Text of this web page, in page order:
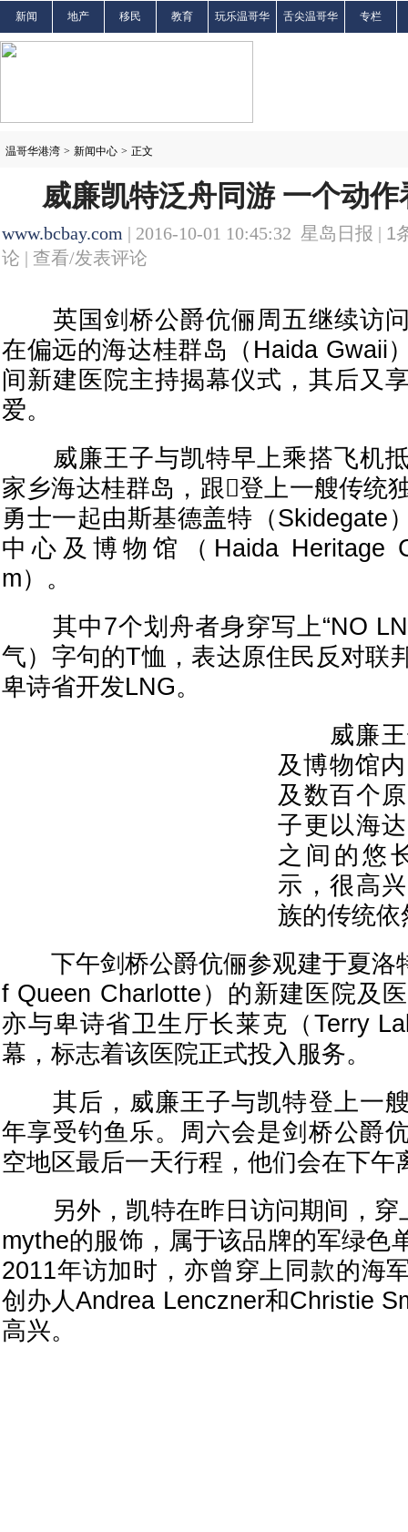
新闻 地产 移民 教育 玩乐温哥华 舌尖温哥华 专栏
温哥华港湾 > 新闻中心 > 正文
威廉凯特泛舟同游 一个动
www.bcbay.com | 2016-10-01 10:45:32 星岛日报 | 1
论 | 查看/发表评论
英国剑桥公爵伉俪周五继续访问
在偏远的海达桂群岛（Haida Gwaii
间新建医院主持揭幕仪式，其后又
爱。
威廉王子与凯特早上乘搭飞机抵
家乡海达桂群岛，跟登上一艘传统
勇士一起由斯基德盖特（Skidegate
中心及博物馆（Haida Heritage
m）。
其中7个划舟者身穿写上“NO
气）字句的T恤，表达原住民反对联
卑诗省开发LNG。
威廉王
及博物馆
及数百个
子更以海
之间的悠
示，很高
族的传统依
下午剑桥公爵伉俪参观建于夏洛
f Queen Charlotte）的新建医院及
亦与卑诗省卫生厅长莱克（Terry
幕，标志着该医院正式投入服务。
其后，威廉王子与凯特登上一艘
年享受钓鱼乐。周六会是剑桥公爵
空地区最后一天行程，他们会在下午
另外，凯特在昨日访问期间，穿
mythe的服饰，属于该品牌的军绿色
2011年访加时，亦曾穿上同款的海
创办人Andrea Lenczner和Christie
高兴。